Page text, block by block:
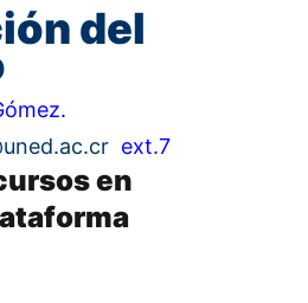
del
ext.7
en